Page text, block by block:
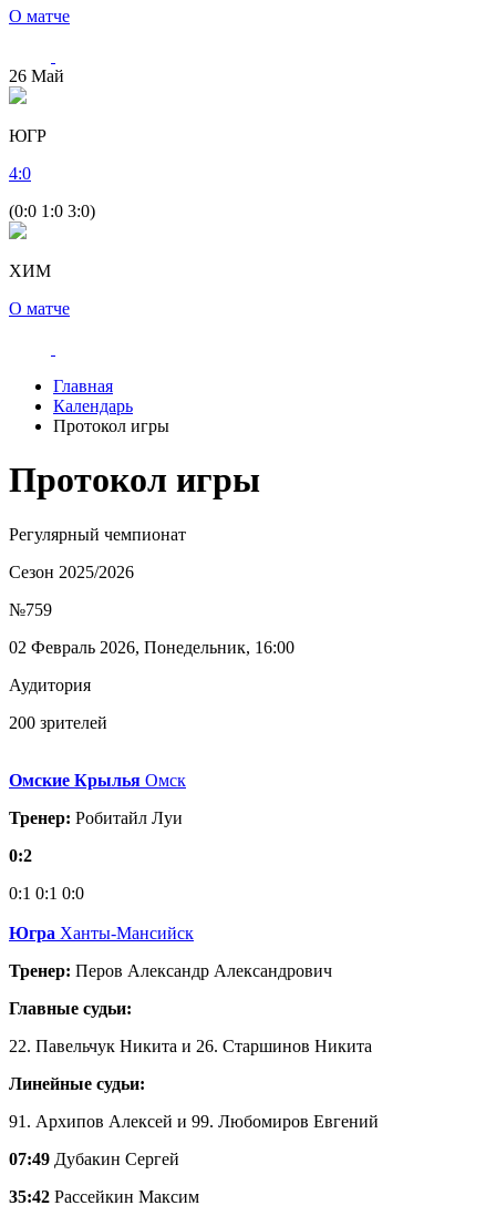
О матче
26 Май
ЮГР
4:0
(0:0 1:0 3:0)
ХИМ
О матче
Главная
Календарь
Протокол игры
Протокол игры
Регулярный чемпионат
Сезон 2025/2026
№759
02 Февраль 2026, Понедельник, 16:00
Аудитория
200 зрителей
Омские Крылья Омск
Тренер: Робитайл Луи
0:2
0:1 0:1 0:0
Югра Ханты-Мансийск
Тренер: Перов Александр Александрович
Главные судьи:
22. Павельчук Никита и 26. Старшинов Никита
Линейные судьи:
91. Архипов Алексей и 99. Любомиров Евгений
07:49 Дубакин Сергей
35:42 Рассейкин Максим